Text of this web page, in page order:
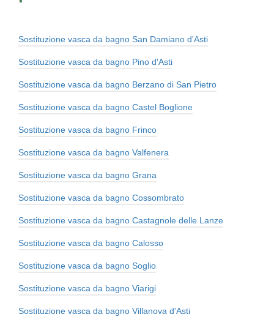
Sostituzione vasca da bagno San Damiano d'Asti
Sostituzione vasca da bagno Pino d'Asti
Sostituzione vasca da bagno Berzano di San Pietro
Sostituzione vasca da bagno Castel Boglione
Sostituzione vasca da bagno Frinco
Sostituzione vasca da bagno Valfenera
Sostituzione vasca da bagno Grana
Sostituzione vasca da bagno Cossombrato
Sostituzione vasca da bagno Castagnole delle Lanze
Sostituzione vasca da bagno Calosso
Sostituzione vasca da bagno Soglio
Sostituzione vasca da bagno Viarigi
Sostituzione vasca da bagno Villanova d'Asti